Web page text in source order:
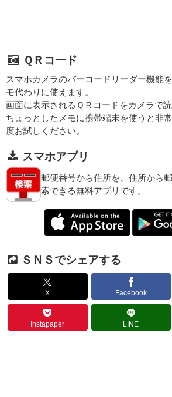
ＱＲコード
スマホカメラのバーコードリーダー機能
モ代わりに使えます。
画面に表示されるＱＲコードをカメラで
ちょっとしたメモに携帯端末を使うと非
度お試しください。
スマホアプリ
郵便番号から住所を、住所から
索できる無料アプリです。
ＳＮＳでシェアする
X Facebook
Instapaper LINE